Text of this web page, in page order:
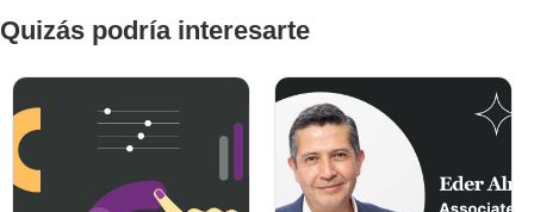
Quizás podría interesarte